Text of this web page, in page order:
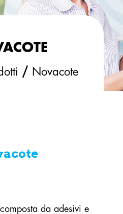
/ Novacote
da adesivi e